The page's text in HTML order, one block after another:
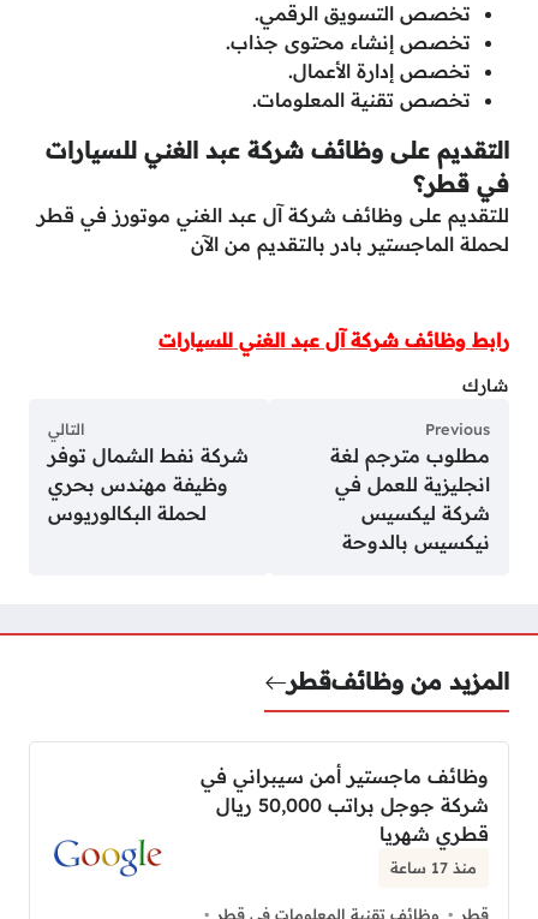
تخصص التسويق الرقمي.
تخصص إنشاء محتوى جذاب.
تخصص إدارة الأعمال.
تخصص تقنية المعلومات.
التقديم على وظائف شركة عبد الغني للسيارات
في قطر؟
للتقديم على وظائف شركة آل عبد الغني موتورز في قطر
لحملة الماجستير بادر بالتقديم من الآن
رابط وظائف شركة آل عبد الغني للسيارات
شارك
Previous
مطلوب مترجم لغة
انجليزية للعمل في
شركة ليكسيس
نيكسيس بالدوحة
التالي
شركة نفط الشمال توفر
وظيفة مهندس بحري
لحملة البكالوريوس
المزيد من وظائفقطر
وظائف ماجستير أمن سيبراني في
شركة جوجل براتب 50,000 ريال
قطري شهريا
منذ 17 ساعة
قطر وظائف تقنية المعلومات في قطر